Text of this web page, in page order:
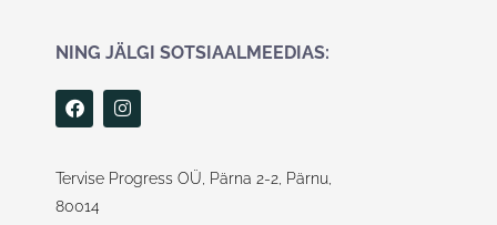
NING JÄLGI SOTSIAALMEEDIAS:
F
a
c
b
o
o
I
n
s
a
g
Tervise Progress OÜ, Pärna 2-2, Pärnu,
80014